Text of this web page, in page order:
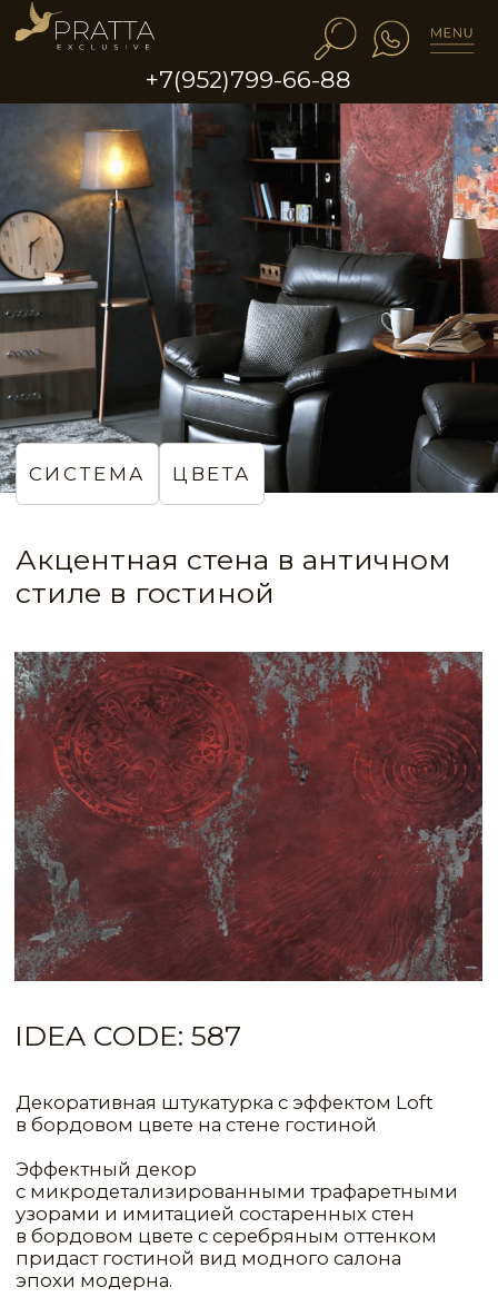
+7(952)799-66-88
Акцентная стена в античном
стиле в гостиной
Декоративная штукатурка с эффектом Loft
в бордовом цвете на стене гостиной
Эффектный декор
с микродетализированными трафаретными
узорами и имитацией состаренных стен
в бордовом цвете с серебряным оттенком
придаст гостиной вид модного салона
эпохи модерна.
К современным показателям прочности
и износостойкости финиш VELATURA
добавит дополнительные оттенки, а также
Материал NEWTONE
IDEA CODE: 587
СИСТЕМА ЦВЕТА
Concentrated
Primer Normal
Fondo a Calce 10,00
1
СИСТЕМА
МАТЕРИАЛ
90,00
1КГ(Л)/М²
1
СЛОИ ЦВЕТ